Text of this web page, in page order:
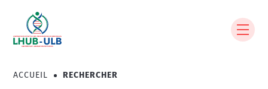
contenu
principal
Fil
ACCUEIL RECHERCHER